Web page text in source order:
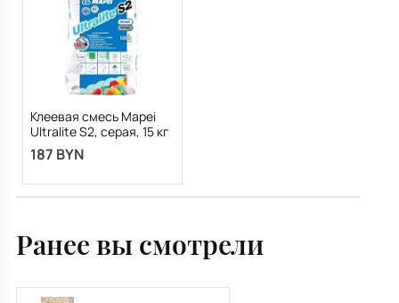
Клеевая смесь Mapei
Ultralite S2, серая, 15 кг
187 BYN
Ранее вы смотрели